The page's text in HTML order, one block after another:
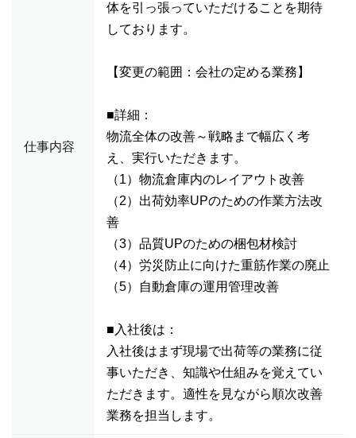
仕事内容
体を引っ張っていただけることを期待
しております。
【変更の範囲：会社の定める業務】
■詳細：
物流全体の改善～戦略まで幅広く考
え、実行いただきます。
（1）物流倉庫内のレイアウト改善
（2）出荷効率UPのための作業方法改
善
（3）品質UPのための梱包材検討
（4）労災防止に向けた重筋作業の廃止
（5）自動倉庫の運用管理改善
■入社後は：
入社後はまず現場で出荷等の業務に従
事いただき、知識や仕組みを覚えてい
ただきます。適性を見ながら順次改善
業務を担当します。